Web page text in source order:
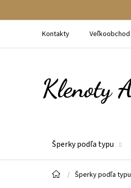
Kontakty Veľkoobchod
Šperky podľa typu
Domov
/ Šperky podľa typu